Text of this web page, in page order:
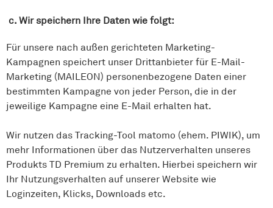
c. Wir speichern Ihre Daten wie folgt:
Für unsere nach außen gerichteten Marketing-
Kampagnen speichert unser Drittanbieter für E-Mail-
Marketing (MAILEON) personenbezogene Daten einer
bestimmten Kampagne von jeder Person, die in der
jeweilige Kampagne eine E-Mail erhalten hat.
Wir nutzen das Tracking-Tool matomo (ehem. PIWIK), um
mehr Informationen über das Nutzerverhalten unseres
Produkts TD Premium zu erhalten. Hierbei speichern wir
Ihr Nutzungsverhalten auf unserer Website wie
Loginzeiten, Klicks, Downloads etc.